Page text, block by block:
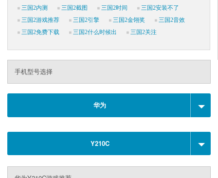
三国2内测
三国2截图 三国2时间
三国2安装不了
三国2游戏推荐
三国2引擎 三国2金翎奖
三国2音效
三国2免费下载
三国2什么时候出 三国2关注
手机型号选择
华为
Y210C